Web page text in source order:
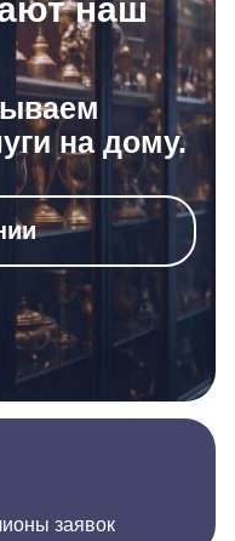
наш
на дому.
заявок